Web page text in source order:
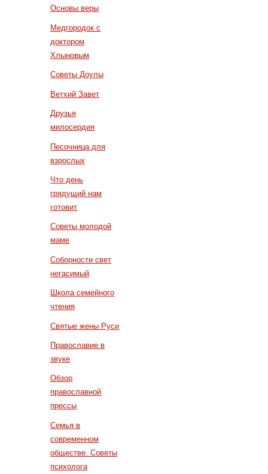
Основы веры
Медгородок с
доктором
Хлыновым
Советы Доулы
Ветхий Завет
Друзья
милосердия
Песочница для
взрослых
Что день
грядущий нам
готовит
Советы молодой
маме
Соборности свет
негасимый
Школа семейного
чтения
Святые жены Руси
Православие в
звуке
Обзор
православной
прессы
Семья в
современном
обществе. Советы
психолога